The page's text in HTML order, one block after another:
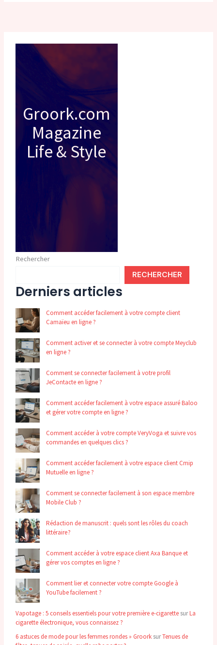
Groork.com
Magazine
Life & Style
Rechercher
RECHERCHER
Derniers articles
Comment accéder facilement à votre compte client
Camaïeu en ligne ?
Comment activer et se connecter à votre compte Meyclub
en ligne ?
Comment se connecter facilement à votre profil
JeContacte en ligne ?
Comment accéder facilement à votre espace assuré Baloo
et gérer votre compte en ligne ?
Comment accéder à votre compte VeryVoga et suivre vos
commandes en quelques clics ?
Comment accéder facilement à votre espace client Cmip
Mutuelle en ligne ?
Comment se connecter facilement à son espace membre
Mobile Club ?
Rédaction de manuscrit : quels sont les rôles du coach
littéraire ?
Comment accéder à votre espace client Axa Banque et
gérer vos comptes en ligne ?
Comment lier et connecter votre compte Google à
YouTube facilement ?
Vapotage : 5 conseils essentiels pour votre première e-cigarette surLa
cigarette électronique, vous connaissez ?
6 astuces de mode pour les femmes rondes » Groork surTenues de